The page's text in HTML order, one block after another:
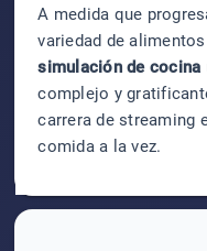
A medida que
variedad de
simulación de cocina
complejo y
carrera de streaming
comida a la vez.